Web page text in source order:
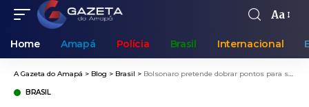
Aa
Home Amapá Polícia Brasil Internacional
A Gazeta do Amapá > Blog > Brasil > Bolsonaro pretende dobrar pontos para suspensão de CNH
BRASIL